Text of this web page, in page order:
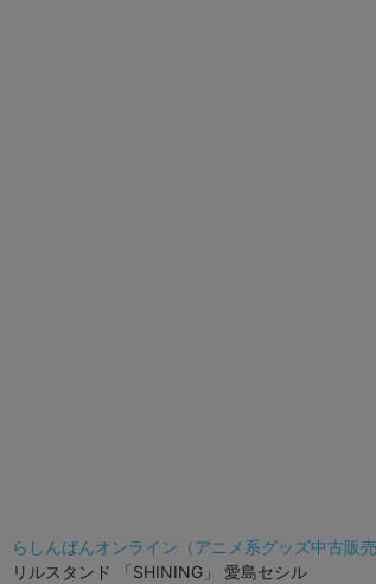
らしんばんオンライン（アニメ系グッズ中古販
リルスタンド 「SHINING」 愛島セシル